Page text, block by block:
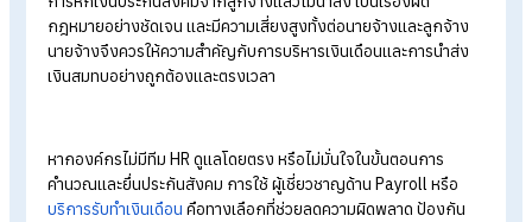
3. เสียสิทธิประโยชน์โดยไม่รู้ตัว:
ต้องใช้สิทธิจริง ทำให้สูญเสียสิทธิที่ควรได้รับตามกฎหมาย โดยไม่
สามารถเรียกคืนย้อนหลังได้ทันเวลา